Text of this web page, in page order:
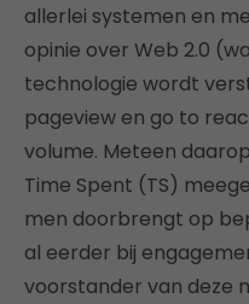
allerlei systemen en
opinie over Web 2.0
technologie wordt
pageview en go to
volume. Meteen
Time Spent (TS)
men doorbrengt op
al eerder bij
voorstander van deze